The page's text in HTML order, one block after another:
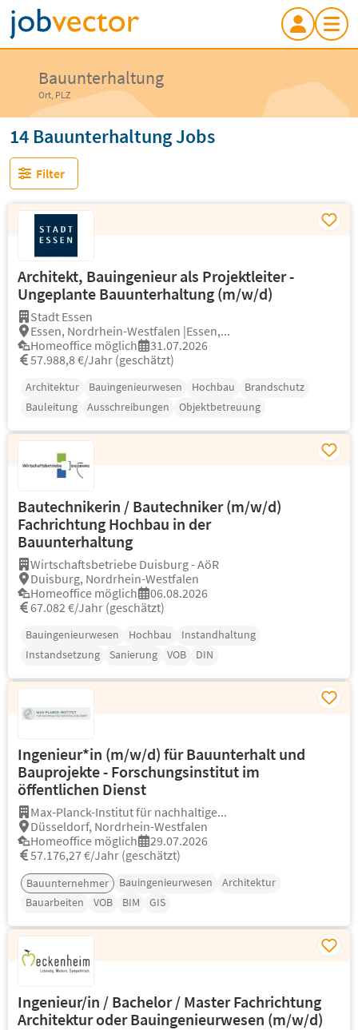
Bauunterhaltung
Ort, PLZ
14 Bauunterhaltung Jobs
Filter
Architekt, Bauingenieur als Projektleiter -
Ungeplante Bauunterhaltung (m/w/d)
Stadt Essen
Essen, Nordrhein-Westfalen |Essen,...
Homeoffice möglich
31.07.2026
57.988,8 €/Jahr (geschätzt)
Architektur Bauingenieurwesen Hochbau
Brandschutz
Bauleitung
Ausschreibungen Objektbetreuung
Bautechnikerin / Bautechniker (m/w/d)
Fachrichtung Hochbau in der
Bauunterhaltung
Wirtschaftsbetriebe Duisburg - AöR
Duisburg, Nordrhein-Westfalen
Homeoffice möglich
06.08.2026
67.082 €/Jahr (geschätzt)
Bauingenieurwesen Hochbau
Instandhaltung
Instandsetzung
Sanierung VOB DIN
Ingenieur*in (m/w/d) für Bauunterhalt und
Bauprojekte - Forschungsinstitut im
öffentlichen Dienst
Max-Planck-Institut für nachhaltige...
Düsseldorf, Nordrhein-Westfalen
Homeoffice möglich
29.07.2026
57.176,27 €/Jahr (geschätzt)
Bauunternehmer Bauingenieurwesen
Architektur
Bauarbeiten
VOB BIM GIS
Ingenieur/in / Bachelor / Master Fachrichtung
Architektur oder Bauingenieurwesen (m/w/d)